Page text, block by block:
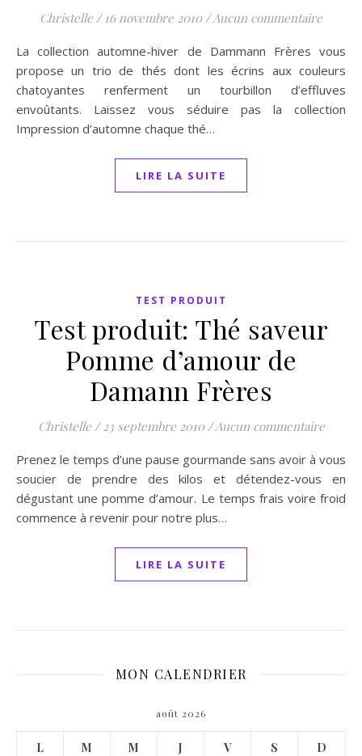
Christelle / 16 novembre 2010 /Aucun commentaire
La collection automne-hiver de Dammann Frères vous
propose un trio de thés dont les écrins aux couleurs
chatoyantes renferment un tourbillon d’effluves
envoûtants. Laissez vous séduire pas la collection
Impression d’automne chaque thé…
LIRE LA SUITE
TEST PRODUIT
Test produit: Thé saveur
Pomme d’amour de
Damann Frères
Christelle / 23 septembre 2010 /Aucun commentaire
Prenez le temps d’une pause gourmande sans avoir à vous
soucier de prendre des kilos et détendez-vous en
dégustant une pomme d’amour. Le temps frais voire froid
commence à revenir pour notre plus…
LIRE LA SUITE
MON CALENDRIER
août 2026
L M M J V S D